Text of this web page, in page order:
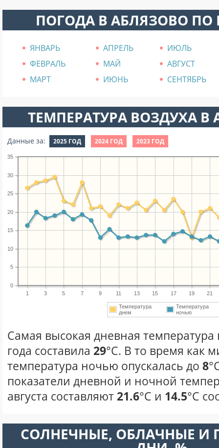
ПОГОДА В АБЛЯЗОВО
ЯНВАРЬ АПРЕЛЬ
ИЮЛЬ
ФЕВРАЛЬ
МАЙ
АВГУСТ
МАРТ
ИЮНЬ СЕНТЯБРЬ
ТЕМПЕРАТУРА ВОЗДУХА В
Данные за: 2025 ГОД 2024 ГОД 2023 ГОД
1 3 5 7 9 11 13 15 17 19 21
0
5
10
15
20
25
30
35
Температура
днем
Температура
ночью
Самая высокая дневная температура
года составила 29°С. В то время как
температура ночью опускалась до 8
показатели дневной и ночной
августа составляют 21.6°С и 14.5°С
CОЛНЕЧНЫЕ, ОБЛАЧНЫЕ И